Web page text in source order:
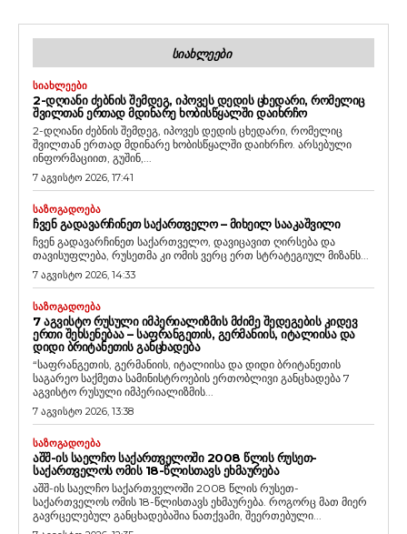
ᲡᲘᲐᲮᲚᲔᲔᲑᲘ
ᲡᲘᲐᲮᲚᲔᲔᲑᲘ
2-ᲓᲦᲘᲐᲜᲘ ᲫᲔᲑᲜᲘᲡ ᲨᲔᲛᲓᲔᲒ, ᲘᲞᲝᲕᲔᲡ ᲓᲔᲓᲘᲡ ᲪᲮᲔᲓᲐᲠᲘ, ᲠᲝᲛᲔᲚᲘᲪ
ᲨᲕᲘᲚᲗᲐᲜ ᲔᲠᲗᲐᲓ ᲛᲓᲘᲜᲐᲠᲔ ᲮᲝᲑᲘᲡᲬᲧᲐᲚᲨᲘ ᲓᲐᲘᲮᲠᲩᲝ
2-დღიანი ძებნის შემდეგ, იპოვეს დედის ცხედარი, რომელიც
შვილთან ერთად მდინარე ხობისწყალში დაიხრჩო. არსებული
ინფორმაციით, გუშინ,...
7 აგვისტო 2026, 17:41
ᲡᲐᲖᲝᲒᲐᲓᲝᲔᲑᲐ
ᲩᲕᲔᲜ ᲒᲐᲓᲐᲕᲐᲠᲩᲘᲜᲔᲗ ᲡᲐᲥᲐᲠᲗᲕᲔᲚᲝ – ᲛᲘᲮᲔᲘᲚ ᲡᲐᲐᲙᲐᲨᲕᲘᲚᲘ
ჩვენ გადავარჩინეთ საქართველო, დავიცავით ღირსება და
თავისუფლება, რუსეთმა კი ომის ვერც ერთ სტრატეგიულ მიზანს...
7 აგვისტო 2026, 14:33
ᲡᲐᲖᲝᲒᲐᲓᲝᲔᲑᲐ
7 ᲐᲒᲕᲘᲡᲢᲝ ᲠᲣᲡᲣᲚᲘ ᲘᲛᲞᲔᲠᲘᲐᲚᲘᲖᲛᲘᲡ ᲛᲫᲘᲛᲔ ᲨᲔᲓᲔᲒᲔᲑᲘᲡ ᲙᲘᲓᲔᲕ
ᲔᲠᲗᲘ ᲨᲔᲮᲡᲔᲜᲔᲑᲐᲐ – ᲡᲐᲤᲠᲐᲜᲒᲔᲗᲘᲡ, ᲒᲔᲠᲛᲐᲜᲘᲘᲡ, ᲘᲢᲐᲚᲘᲘᲡᲐ ᲓᲐ
ᲓᲘᲓᲘ ᲑᲠᲘᲢᲐᲜᲔᲗᲘᲡ ᲒᲐᲜᲪᲮᲐᲓᲔᲑᲐ
“საფრანგეთის, გერმანიის, იტალიისა და დიდი ბრიტანეთის
საგარეო საქმეთა სამინისტროების ერთობლივი განცხადება 7
აგვისტო რუსული იმპერიალიზმის...
7 აგვისტო 2026, 13:38
ᲡᲐᲖᲝᲒᲐᲓᲝᲔᲑᲐ
ᲐᲨᲨ-ᲘᲡ ᲡᲐᲔᲚᲩᲝ ᲡᲐᲥᲐᲠᲗᲕᲔᲚᲝᲨᲘ 2008 ᲬᲚᲘᲡ ᲠᲣᲡᲔᲗ-
ᲡᲐᲥᲐᲠᲗᲕᲔᲚᲝᲡ ᲝᲛᲘᲡ 18-ᲬᲚᲘᲡᲗᲐᲕᲡ ᲔᲮᲛᲐᲣᲠᲔᲑᲐ
აშშ-ის საელჩო საქართველოში 2008 წლის რუსეთ-
საქართველოს ომის 18-წლისთავს ეხმაურება. როგორც მათ მიერ
გავრცელებულ განცხადებაშია ნათქვამი, შეერთებული...